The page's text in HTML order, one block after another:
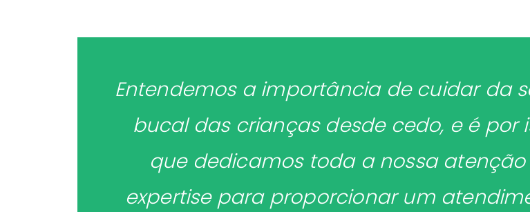
Entendemos a importância de cuidar da
bucal das crianças desde cedo, e é por
que dedicamos toda a nossa atenção
expertise para proporcionar um